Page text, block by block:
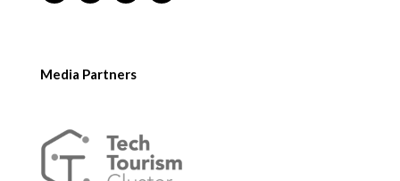
Media Partners